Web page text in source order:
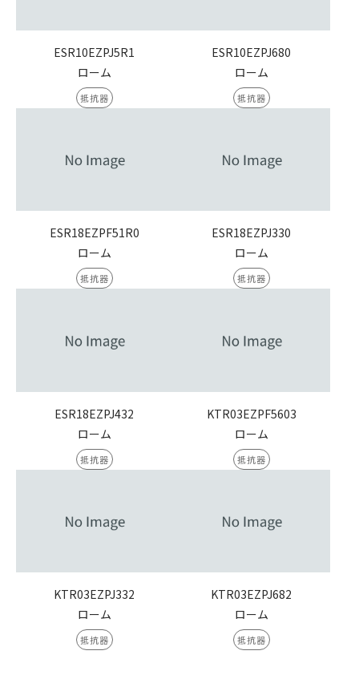
ESR10EZPJ5R1
ローム
抵抗器
ESR10EZPJ680
ローム
抵抗器
ESR18EZPF51R0
ローム
抵抗器
ESR18EZPJ330
ローム
抵抗器
ESR18EZPJ432
ローム
抵抗器
KTR03EZPF5603
ローム
抵抗器
KTR03EZPJ332
ローム
抵抗器
KTR03EZPJ682
ローム
抵抗器